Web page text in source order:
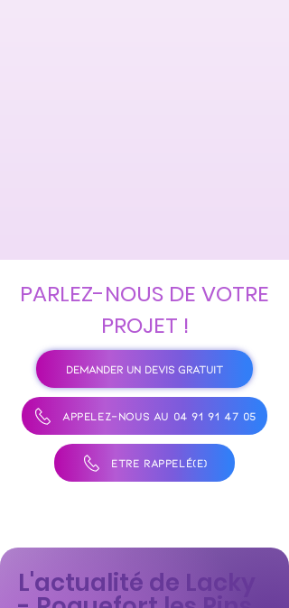
PARLEZ-NOUS DE VOTRE
PROJET !
DEMANDER UN DEVIS GRATUIT
APPELEZ-NOUS AU 04 91 91 47 05
ÊTRE RAPPELÉ(E)
L'actualité de Lacky